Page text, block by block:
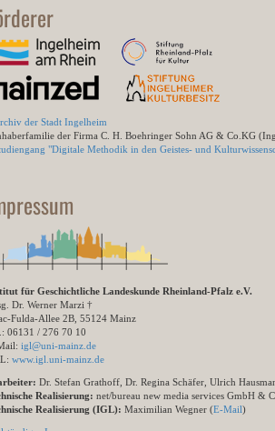
der Stadt Ingelheim
der Firma C. H. Boehringer Sohn AG & Co.KG
"Digitale Methodik in den Geistes- und
für Geschichtliche Landeskunde Rheinland-Pfalz e.V.
Dr. Werner Marzi †
Fulda-Allee 2B, 55124 Mainz
06131 / 276 70 10
igl@uni-mainz.de
www.igl.uni-mainz.de
Dr. Stefan Grathoff, Dr. Regina Schäfer, Ulrich
Realisierung: net/bureau new media services GmbH &
Realisierung (IGL): Maximilian Wegner (E-Mail)